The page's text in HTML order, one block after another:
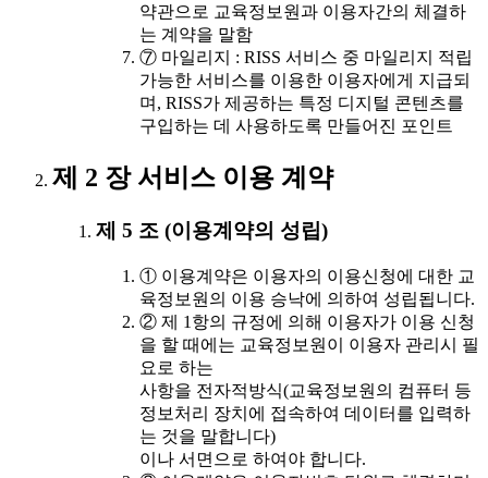
약관으로 교육정보원과 이용자간의 체결하
는 계약을 말함
⑦ 마일리지 : RISS 서비스 중 마일리지 적립
가능한 서비스를 이용한 이용자에게 지급되
며, RISS가 제공하는 특정 디지털 콘텐츠를
구입하는 데 사용하도록 만들어진 포인트
제 2 장 서비스 이용 계약
제 5 조 (이용계약의 성립)
① 이용계약은 이용자의 이용신청에 대한 교
육정보원의 이용 승낙에 의하여 성립됩니다.
② 제 1항의 규정에 의해 이용자가 이용 신청
을 할 때에는 교육정보원이 이용자 관리시 필
요로 하는
사항을 전자적방식(교육정보원의 컴퓨터 등
정보처리 장치에 접속하여 데이터를 입력하
는 것을 말합니다)
이나 서면으로 하여야 합니다.